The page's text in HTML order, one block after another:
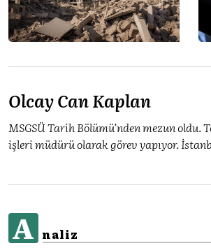
Olcay Can Kaplan
MSGSÜ Tarih Bölümü’nden mezun oldu.
işleri müdürü olarak görev yapıyor.
A naliz